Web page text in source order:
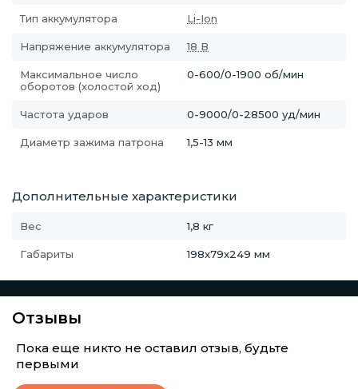
Тип аккумулятора Li-Ion
Напряжение аккумулятора 18 В
Максимальное число
оборотов (холостой ход)
0-600/0-1900 об/мин
Частота ударов 0-9000/0-28500 уд/мин
Диаметр зажима патрона 1,5-13 мм
Дополнительные характеристики
Вес 1,8 кг
Габариты 198x79x249 мм
Отзывы
Пока еще никто не оставил отзыв, будьте
первыми